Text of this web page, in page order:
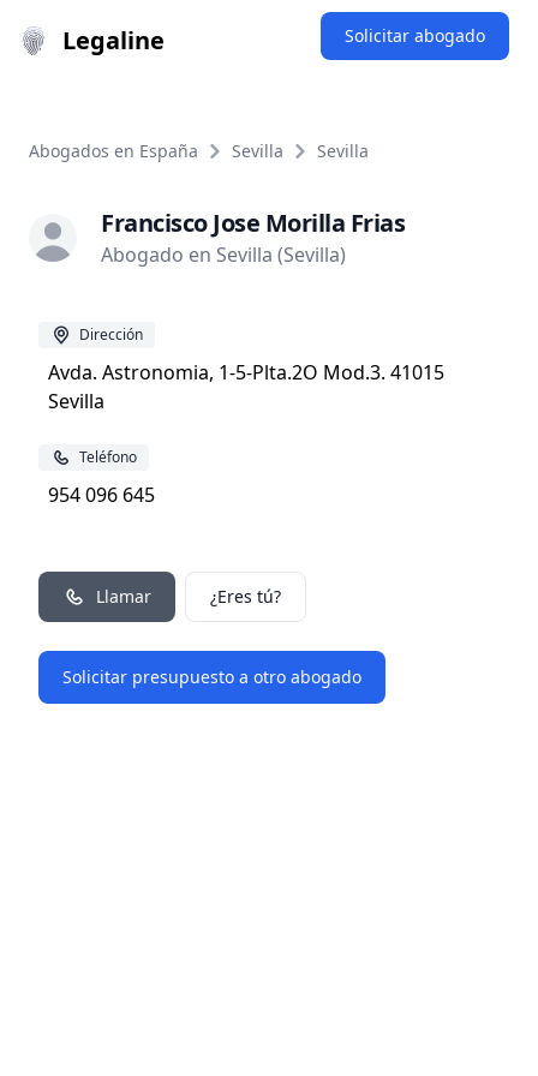
Legaline Solicitar abogado
Abogados en España Sevilla Sevilla
Francisco Jose Morilla Frias
Abogado en Sevilla (Sevilla)
Dirección
Avda. Astronomia, 1-5-Plta.2O Mod.3. 41015
Sevilla
Teléfono
954 096 645
Llamar ¿Eres tú?
Solicitar presupuesto a otro abogado